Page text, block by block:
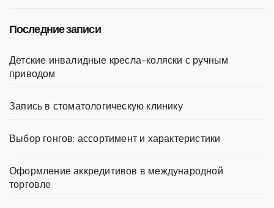
Последние записи
Детские инвалидные кресла-коляски с ручным
приводом
Запись в стоматологическую клинику
Выбор гонгов: ассортимент и характеристики
Оформление аккредитивов в международной
торговле